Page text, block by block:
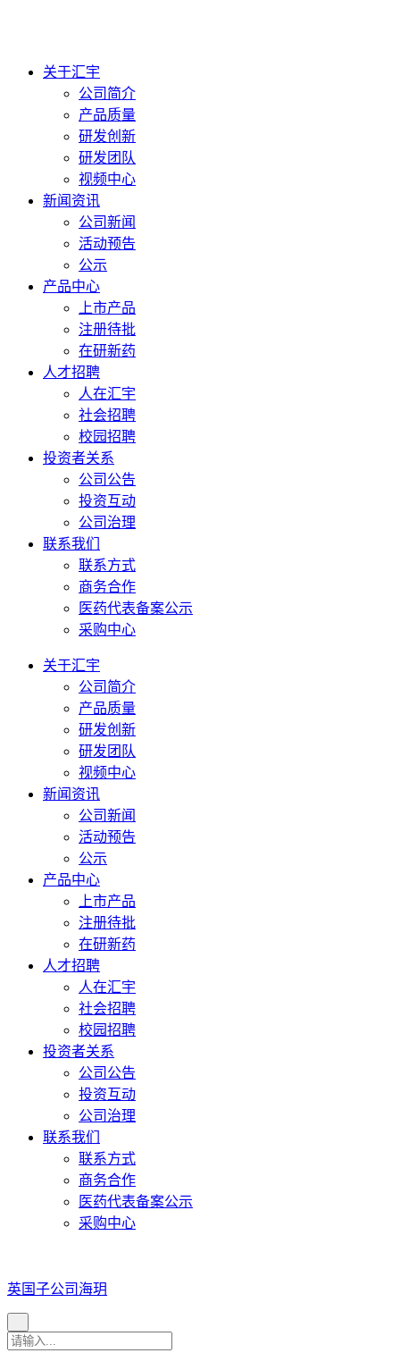
关于汇宇
公司简介
产品质量
研发创新
研发团队
视频中心
新闻资讯
公司新闻
活动预告
公示
产品中心
上市产品
注册待批
在研新药
人才招聘
人在汇宇
社会招聘
校园招聘
投资者关系
公司公告
投资互动
公司治理
联系我们
联系方式
商务合作
医药代表备案公示
采购中心
关于汇宇
公司简介
产品质量
研发创新
研发团队
视频中心
新闻资讯
公司新闻
活动预告
公示
产品中心
上市产品
注册待批
在研新药
人才招聘
人在汇宇
社会招聘
校园招聘
投资者关系
公司公告
投资互动
公司治理
联系我们
联系方式
商务合作
医药代表备案公示
采购中心
英国子公司海玥